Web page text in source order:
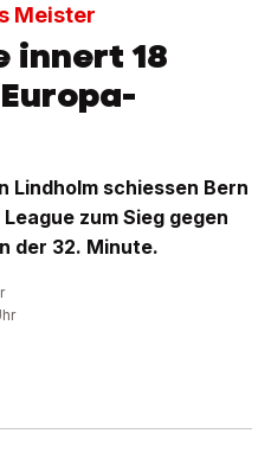
Meister
innert 18
Lindholm schiessen Bern
zum Sieg gegen
der 32. Minute.